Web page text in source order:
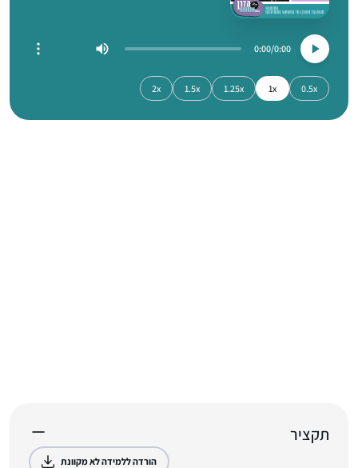
0:00
0:00
0.5x
1x
1.25x
1.5x
2x
תקציר
הורדה ללמידה לא מקוונת